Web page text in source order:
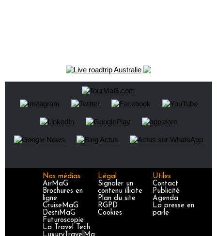
Nos médias
AirMaG
Brochures en
ligne
CruiseMaG
DestiMaG
Futuroscopie
La Travel Tech
Légal
Signaler un
contenu illicite
Plan du site
RGPD
Cookies
Utiles
Contact
Publicité
Agenda
La presse en
parle